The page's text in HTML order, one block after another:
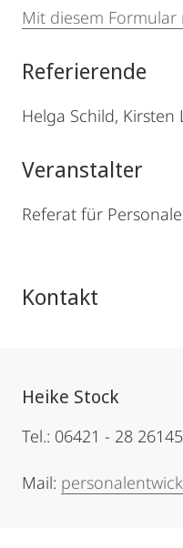
Mit diesem Formular
Referierende
Helga Schild, Kirsten
Veranstalter
Referat für
Kontakt
Heike Stock
Tel.: 06421 - 28 26145
Mail: